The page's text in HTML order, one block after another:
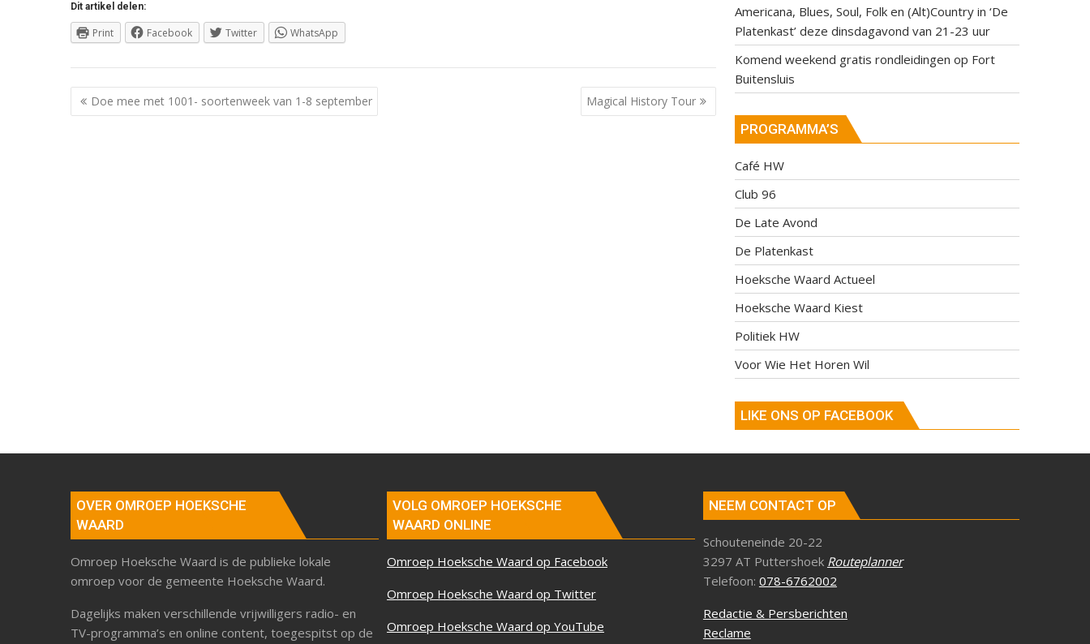
Dit artikel delen:
Print Facebook Twitter WhatsApp
Berichtnavigatie
Doe mee met 1001- soortenweek van 1-8 september Magical History Tour
Americana, Blues, Soul, Folk en (Alt)Country in ‘De
Platenkast’ deze dinsdagavond van 21-23 uur
Komend weekend gratis rondleidingen op Fort
Buitensluis
PROGRAMMA’S
Café HW
Club 96
De Late Avond
De Platenkast
Hoeksche Waard Actueel
Hoeksche Waard Kiest
Politiek HW
Voor Wie Het Horen Wil
LIKE ONS OP FACEBOOK
OVER OMROEP HOEKSCHE
WAARD
Omroep Hoeksche Waard is de publieke lokale
omroep voor de gemeente Hoeksche Waard.
Dagelijks maken verschillende vrijwilligers radio- en
TV-programma’s en online content, toegespitst op de
VOLG OMROEP HOEKSCHE
WAARD ONLINE
Omroep Hoeksche Waard op Facebook
Omroep Hoeksche Waard op Twitter
Omroep Hoeksche Waard op YouTube
NEEM CONTACT OP
Schouteneinde 20-22
3297 AT Puttershoek Routeplanner
Telefoon: 078-6762002
Redactie & Persberichten
Reclame